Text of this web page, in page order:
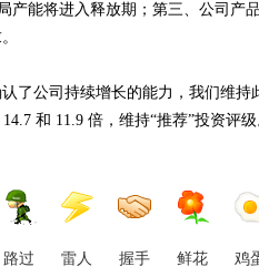
能将进入释放期；第三、公司产
公司持续增长的能力，我们维持
和 11.9 倍，维持“推荐”投资评级
路过 雷人 握手 鲜花 鸡